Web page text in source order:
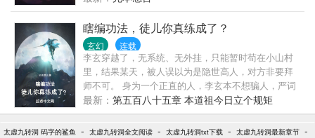
友，开始奋发图强，只为了不让宝贝妹妹失望。 只掰
正哥哥是不够的，唐小囡决定抱紧未来大佬的大腿，
现在还是个可怜的小狼崽，她要投喂未来大佬。 “霍哥
哥，吃糖糖。” “霍哥哥，吃糕糕。” “霍哥哥，吃肉
肉。” …… 可有一天，大佬拒绝了她的投喂，还露出
高深莫测的神秘笑容，危险的眼神让唐小囡红了脸。
哎呀……好羞羞！ 【苏甜+巨爽+温馨+双洁】
低调打卡二十年的吴钰终于忍不住站了出来。 “既然青
铜门不欢迎我进去，那就以我三尺剑峰，斩尽前路一
切阻碍吧！” “剑开天门！” （多个世界融合，先从盗墓
开始，后续设定世界：终极一班、终极一家、一人之
下、哈利波特、僵约） （简介短小无力，请各位看官
移步正文。）
瞎编功法，徒儿你真练成了？
玄幻 连载
李玄穿越了，无系统、无外挂，只能暂时苟在小山村
里，结果某天，被人误以为是隐世高人，对方非要拜
师不可。 身为一个正直的人，李玄本不想骗人，严词
拒绝的，奈何对方给的实在太多了，只好瞎编了一套
修炼功法，准备糊弄过去——结果，徒弟竟然修炼成
功了！ 看着筋骨雷鸣，气血如罡的徒弟，李玄目瞪口
最新： 第五百八十五章 本道祖今日立个规矩
太虚九转洞 码字的鲨鱼 - 太虚九转洞全文阅读 - 太虚九转洞txt下载 - 太虚九转洞最新章节 -